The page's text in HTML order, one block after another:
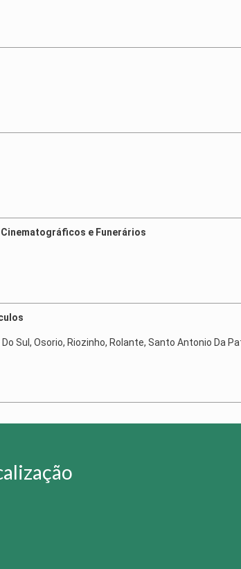
e Funerários
Sul, Osorio, Riozinho, Rolante, Santo Antonio Da